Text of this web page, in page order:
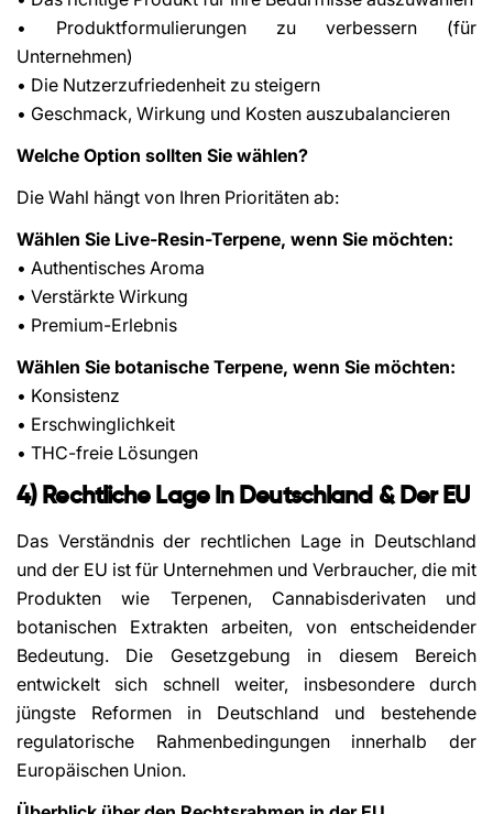
• Produktformulierungen zu verbessern (für
Unternehmen)
• Die Nutzerzufriedenheit zu steigern
• Geschmack, Wirkung und Kosten auszubalancieren
Welche Option sollten Sie wählen?
Die Wahl hängt von Ihren Prioritäten ab:
Wählen Sie Live-Resin-Terpene, wenn Sie möchten:
• Authentisches Aroma
• Verstärkte Wirkung
• Premium-Erlebnis
Wählen Sie botanische Terpene, wenn Sie möchten:
• Konsistenz
• Erschwinglichkeit
• THC-freie Lösungen
4) Rechtliche Lage In Deutschland & Der EU
Das Verständnis der rechtlichen Lage in Deutschland
und der EU ist für Unternehmen und Verbraucher, die mit
Produkten wie Terpenen, Cannabisderivaten und
botanischen Extrakten arbeiten, von entscheidender
Bedeutung. Die Gesetzgebung in diesem Bereich
entwickelt sich schnell weiter, insbesondere durch
jüngste Reformen in Deutschland und bestehende
regulatorische Rahmenbedingungen innerhalb der
Europäischen Union.